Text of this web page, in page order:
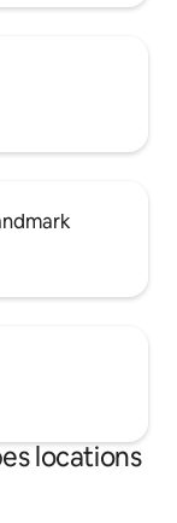
locations